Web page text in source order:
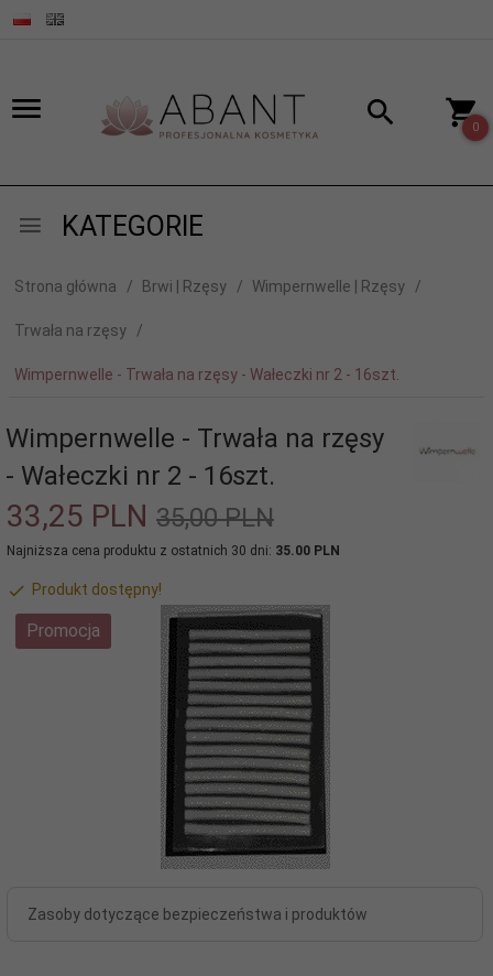
0
KATEGORIE
Strona główna Brwi | Rzęsy Wimpernwelle | Rzęsy
Trwała na rzęsy
Wimpernwelle - Trwała na rzęsy - Wałeczki nr 2 - 16szt.
Wimpernwelle - Trwała na rzęsy
- Wałeczki nr 2 - 16szt.
33,25 PLN 35,00 PLN
Najniższa cena produktu z ostatnich 30 dni: 35.00 PLN
Produkt dostępny!
Promocja
Zasoby dotyczące bezpieczeństwa i produktów